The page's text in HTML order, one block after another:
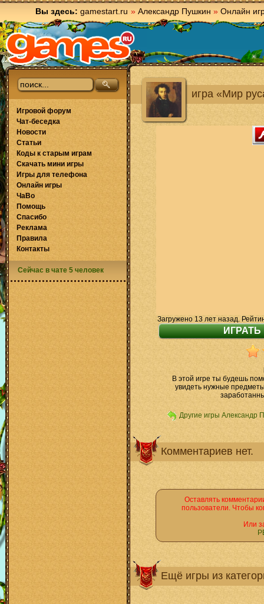
Вы здесь: gamestart.ru » Александр Пушкин » Онлайн
игра «Мир
Загружено 13 лет назад.
В этой игре ты будешь
увидеть нужные
Другие игры Александр
Комментариев нет.
Оставлять
пользователи. Чтобы
Или
Ещё игры из
Игровой форум
Чат-беседка
Новости
Статьи
Коды к старым играм
Скачать мини игры
Игры для телефона
Онлайн игры
ЧаВо
Помощь
Спасибо
Реклама
Правила
Контакты
Сейчас в чате 5 человек